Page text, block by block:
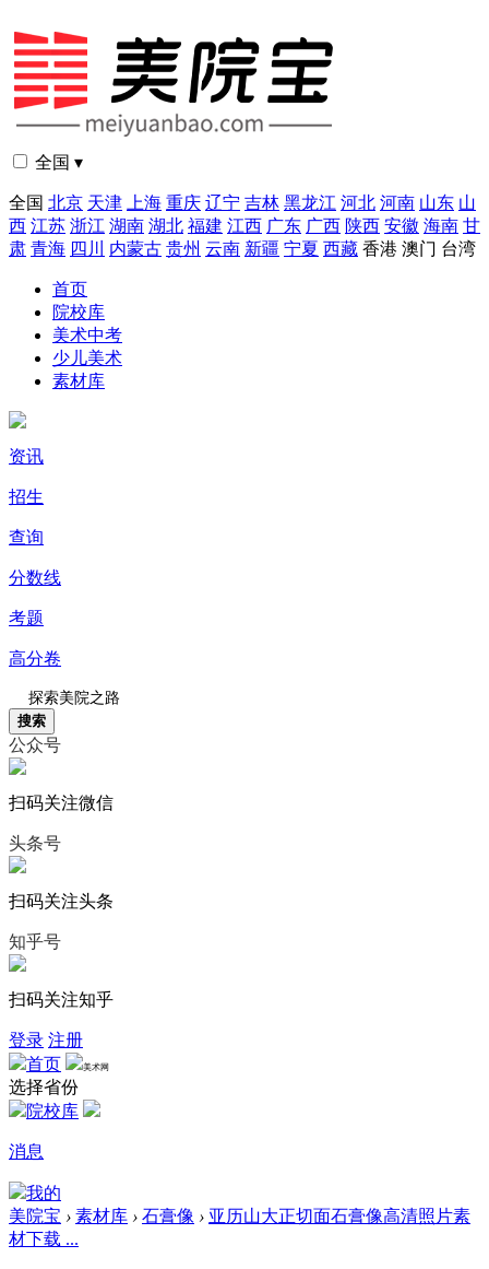
全国 ▾
全国 北京 天津 上海 重庆 辽宁 吉林 黑龙江 河北 河南 山东 山
西 江苏 浙江 湖南 湖北 福建 江西 广东 广西 陕西 安徽 海南 甘
肃 青海 四川 内蒙古 贵州 云南 新疆 宁夏 西藏 香港 澳门 台湾
首页
院校库
美术中考
少儿美术
素材库
资讯
招生
查询
分数线
考题
高分卷
搜索
公众号
扫码关注微信
头条号
扫码关注头条
知乎号
扫码关注知乎
登录 注册
首页
美术网
选择省份
院校库
消息
我的
美院宝 › 素材库 › 石膏像 › 亚历山大正切面石膏像高清照片素
材下载 ...